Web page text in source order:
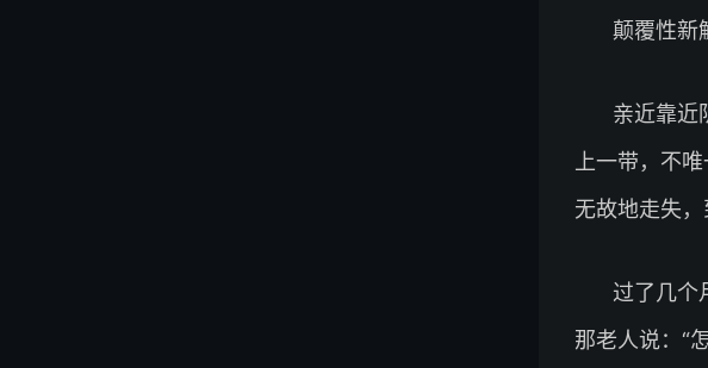
颠覆性新
亲近靠近
上一带，不
无故地走失
过了几个
那老人说：“